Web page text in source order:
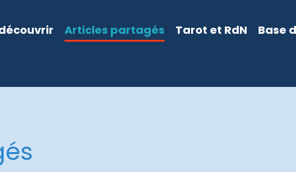
Articles partagés Tarot et RdN Base